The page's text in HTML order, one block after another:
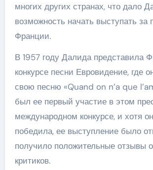
многих других странах, что дало
возможность начать выступать за
Франции.
В 1957 году Далида представила
конкурсе песни Евровидение, где
свою песню «Quand on n’a que
был ее первый участие в этом
международном конкурсе, и хотя
победила, ее выступление было
получило положительные отзывы
критиков.